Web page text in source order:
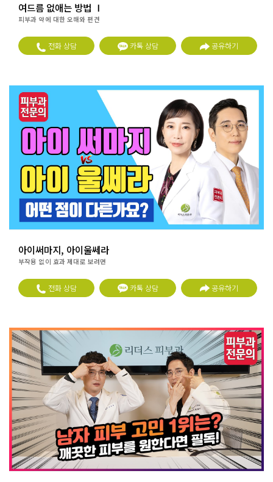
여드름 없애는 방법 Ⅰ
피부과 약에 대한 오해와 편견
전화 상담 카톡 상담 공유하기
아이써마지, 아이울쎄라
부작용 없이 효과 제대로 보려면
전화 상담 카톡 상담 공유하기